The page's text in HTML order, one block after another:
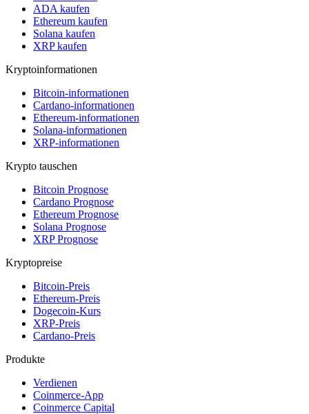
ADA kaufen
Ethereum kaufen
Solana kaufen
XRP kaufen
Kryptoinformationen
Bitcoin-informationen
Cardano-informationen
Ethereum-informationen
Solana-informationen
XRP-informationen
Krypto tauschen
Bitcoin Prognose
Cardano Prognose
Ethereum Prognose
Solana Prognose
XRP Prognose
Kryptopreise
Bitcoin-Preis
Ethereum-Preis
Dogecoin-Kurs
XRP-Preis
Cardano-Preis
Produkte
Verdienen
Coinmerce-App
Coinmerce Capital